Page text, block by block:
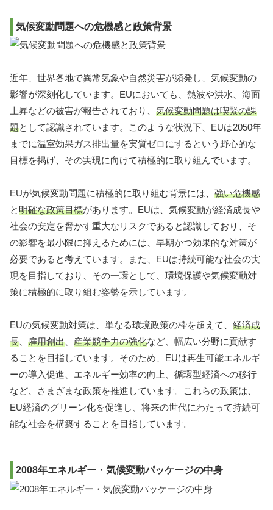
気候変動問題への危機感と政策背景
近年、世界各地で異常気象や自然災害が頻発し、気候変動の
影響が深刻化しています。EUにおいても、熱波や洪水、海面
上昇などの被害が報告されており、 気候変動問題は喫緊の課
題として認識されています。このような状況下、EUは2050年
までに温室効果ガス排出量を実質ゼロにするという野心的な
目標を掲げ、その実現に向けて積極的に取り組んでいます。
EUが気候変動問題に積極的に取り組む背景には、 強い危機感
と明確な政策目標があります。EUは、気候変動が経済成長や
社会の安定を脅かす重大なリスクであると認識しており、そ
の影響を最小限に抑えるためには、早期かつ効果的な対策が
必要であると考えています。また、EUは持続可能な社会の実
現を目指しており、その一環として、環境保護や気候変動対
策に積極的に取り組む姿勢を示しています。
EUの気候変動対策は、単なる環境政策の枠を超えて、 経済成
長
雇用創出 産業競争力の強化など、幅広い分野に貢献す
ることを目指しています。そのため、EUは再生可能エネルギ
ーの導入促進、エネルギー効率の向上、循環型経済への移行
など、さまざまな政策を推進しています。これらの政策は、
EU経済のグリーン化を促進し、将来の世代にわたって持続可
能な社会を構築することを目指しています。
2008年エネルギー・気候変動パッケージの中身